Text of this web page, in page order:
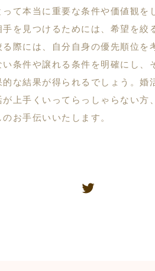
って本当に重要な条件や価値観
手を見つけるためには、希望を絞
る際には、自分自身の優先順位を
い条件や譲れる条件を明確にし、
的な結果が得られるでしょう。婚
が上手くいってらっしゃらない方
お手伝いいたします。